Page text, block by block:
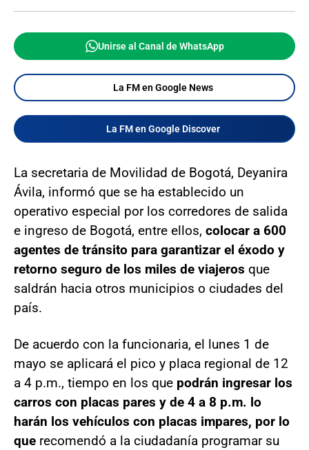
Unirse al Canal de WhatsApp
La FM en Google News
La FM en Google Discover
La secretaria de Movilidad de Bogotá, Deyanira
Ávila, informó que se ha establecido un
operativo especial por los corredores de salida
e ingreso de Bogotá, entre ellos, colocar a 600
agentes de tránsito para garantizar el éxodo y
retorno seguro de los miles de viajeros que
saldrán hacia otros municipios o ciudades del
país.
De acuerdo con la funcionaria, el lunes 1 de
mayo se aplicará el pico y placa regional de 12
a 4 p.m., tiempo en los que podrán ingresar los
carros con placas pares y de 4 a 8 p.m. lo
harán los vehículos con placas impares, por lo
que recomendó a la ciudadanía programar su